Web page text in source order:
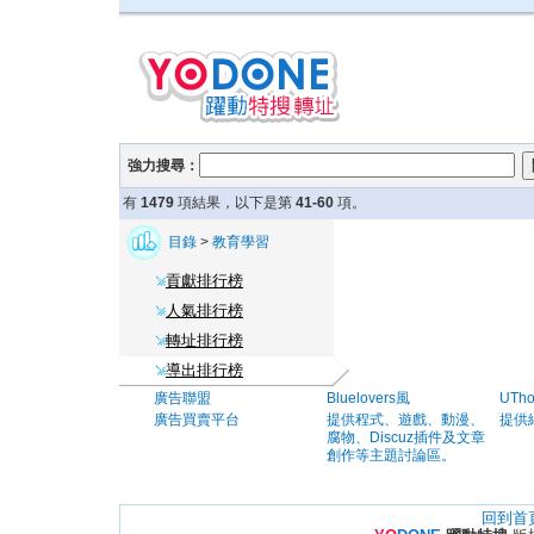
強力搜尋：
有 1479 項結果，以下是第 41-60 項。
目錄 > 教育學習
貢獻排行榜
人氣排行榜
轉址排行榜
導出排行榜
廣告聯盟
廣告買賣平台
Bluelovers風
提供程式、遊戲、動漫、
腐物、Discuz插件及文章
創作等主題討論區。
提供
回到首